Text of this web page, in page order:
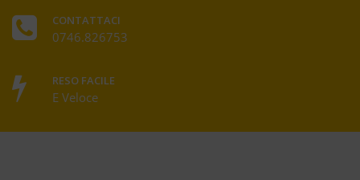
CONTATTACI
0746.826753
RESO FACILE
E Veloce